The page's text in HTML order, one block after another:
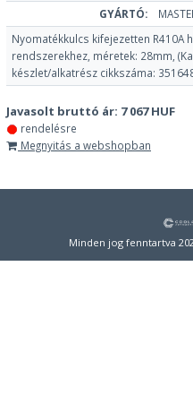
GYÁRTÓ:
Nyomatékkulcs kifejezetten R410A
rendszerekhez, méretek: 28mm,
készlet/alkatrész cikkszáma:
Javasolt bruttó ár: 7 067 HUF
rendelésre
Megnyitás a webshopban
Minden jog fenntartva